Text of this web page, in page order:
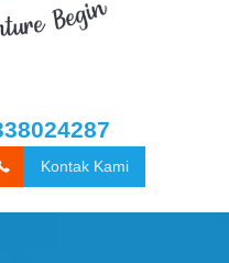
Kontak Kami